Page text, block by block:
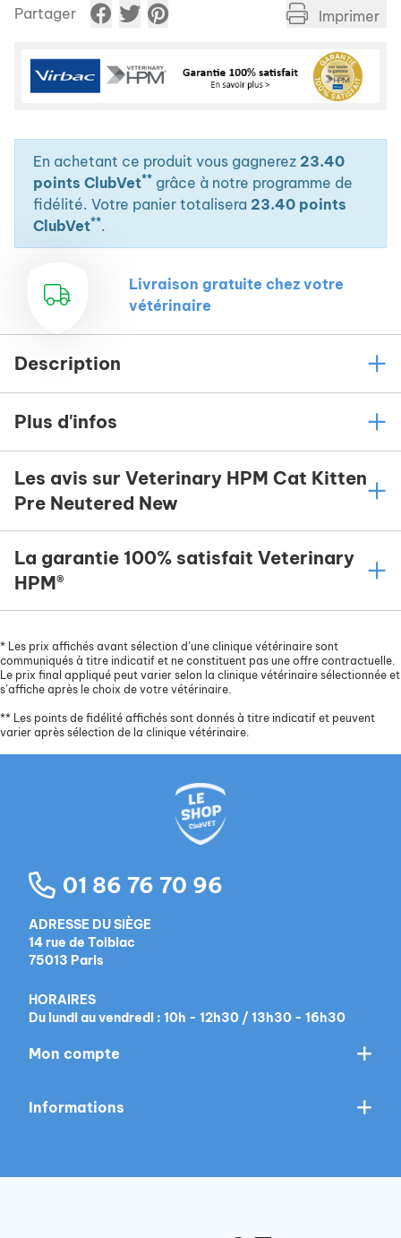
Partager Imprimer
En achetant ce produit vous gagnerez 23.40
points ClubVet** grâce à notre programme de
fidélité. Votre panier totalisera 23.40 points
ClubVet**.
Livraison gratuite chez votre
vétérinaire
Description
Plus d'infos
Les avis sur Veterinary HPM Cat Kitten
Pre Neutered New
La garantie 100% satisfait Veterinary
HPM®
* Les prix affichés avant sélection d’une clinique vétérinaire sont
communiqués à titre indicatif et ne constituent pas une offre contractuelle.
Le prix final appliqué peut varier selon la clinique vétérinaire sélectionnée et
s’affiche après le choix de votre vétérinaire.
** Les points de fidélité affichés sont donnés à titre indicatif et peuvent
varier après sélection de la clinique vétérinaire.
01 86 76 70 96
ADRESSE DU SIÈGE
14 rue de Tolbiac
75013 Paris
HORAIRES
Du lundi au vendredi : 10h - 12h30 / 13h30 - 16h30
Mon compte
Informations